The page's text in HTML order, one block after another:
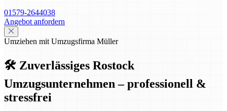
01579-2644038
Angebot anfordern
Umziehen mit Umzugsfirma Müller
🛠️ Zuverlässiges Rostock
Umzugsunternehmen – professionell &
stressfrei